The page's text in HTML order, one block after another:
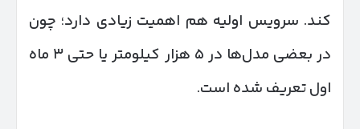
کند. سرویس اولیه هم اهمیت زیادی دارد؛ چون
در بعضی مدل‌ها در ۵ هزار کیلومتر یا حتی ۳ ماه
اول تعریف شده است.